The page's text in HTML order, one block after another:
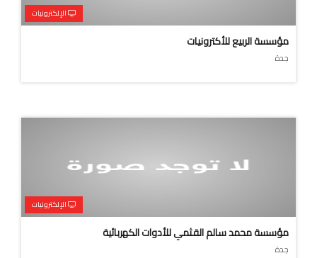
الإلكترونيات
مؤسسة الربيع للأكترونيات
جدة
الإلكترونيات
مؤسسة محمد سالم القثمي للأدوات الكهربائية
جدة